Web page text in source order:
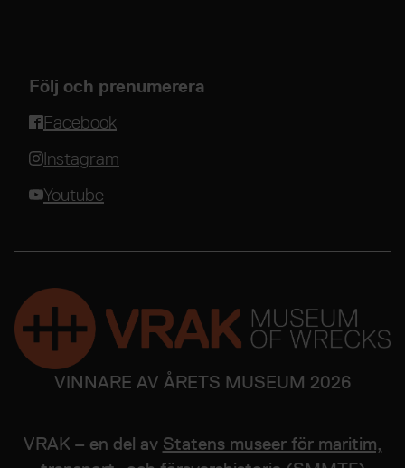
Följ och prenumerera
Facebook
Instagram
Youtube
VINNARE AV ÅRETS MUSEUM 2026
VRAK – en del av Statens museer för maritim,